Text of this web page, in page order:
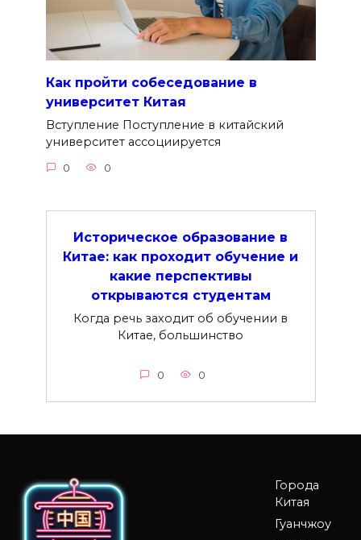
Как пройти собеседование в
университет Китая
Вступление Поступление в китайский
университет ассоциируется
0 0
Историческое образование в
Китае: как проходит обучение и
какие перспективы
открываются студентам
Когда речь заходит об обучении в
Китае, большинство
0 0
Города
Китая
Гуанчжоу